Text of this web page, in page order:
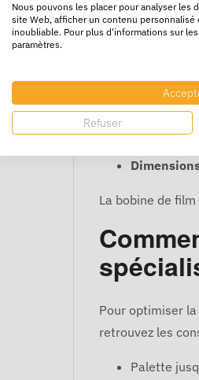
Afin d’assurer
nécessite ni
Pour le confort
est
Enfin, les
La bobine de
Pour optimiser
retrouvez les
Palette
Nous pouvons les placer pour analyser les
site Web, afficher un contenu
inoubliable. Pour plus d'informations sur
paramètres.
Refuser